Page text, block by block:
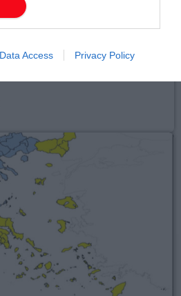
Data Access Privacy Policy
και την 21η Αυγούστου